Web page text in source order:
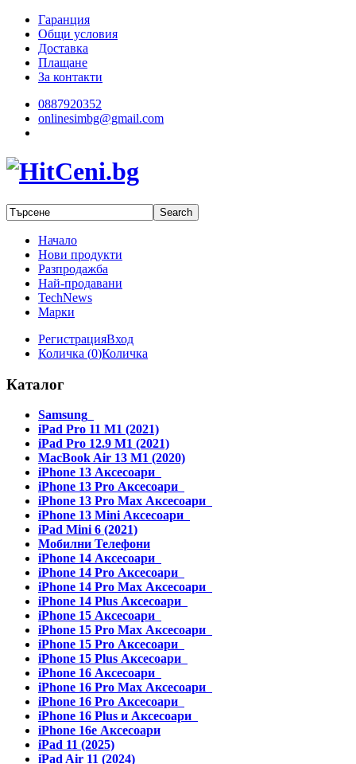
Гаранция
Общи условия
Доставка
Плащане
За контакти
0887920352
onlinesimbg@gmail.com
Начало
Нови продукти
Разпродажба
Най-продавани
TechNews
Марки
РегистрацияВход
Количка (0)Количка
Каталог
Samsung
iPad Pro 11 M1 (2021)
iPad Pro 12.9 M1 (2021)
MacBook Air 13 M1 (2020)
iPhone 13 Аксесоари
iPhone 13 Pro Аксесоари
iPhone 13 Pro Max Аксесоари
iPhone 13 Mini Аксесоари
iPad Mini 6 (2021)
Мобилни Телефони
iPhone 14 Аксесоари
iPhone 14 Pro Аксесоари
iPhone 14 Pro Max Аксесоари
iPhone 14 Plus Аксесоари
iPhone 15 Аксесоари
iPhone 15 Pro Max Аксесоари
iPhone 15 Pro Аксесоари
iPhone 15 Plus Аксесоари
iPhone 16 Аксесоари
iPhone 16 Pro Max Аксесоари
iPhone 16 Pro Аксесоари
iPhone 16 Plus и Аксесоари
iPhone 16e Аксесоари
iPad 11 (2025)
iPad Air 11 (2024)